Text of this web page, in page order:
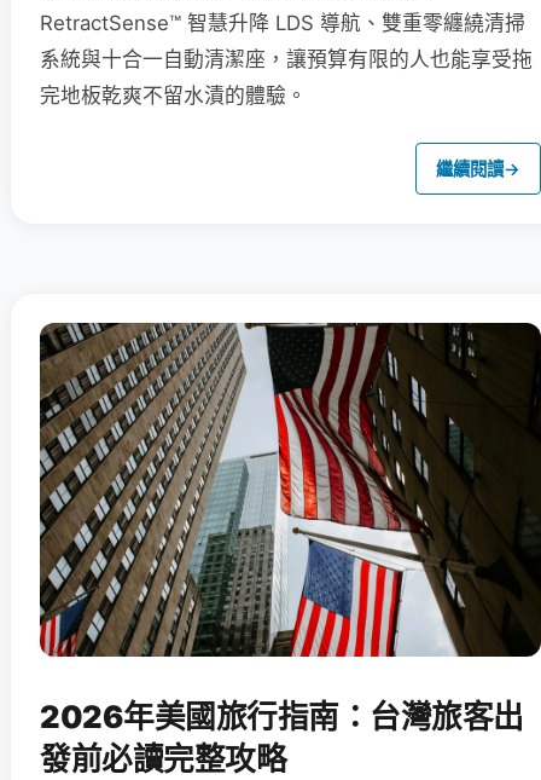
RetractSense™ 智慧升降 LDS 導航、雙重零纏繞清掃
系統與十合一自動清潔座，讓預算有限的人也能享受拖
完地板乾爽不留水漬的體驗。
繼續閱讀→
2026年美國旅行指南：台灣旅客出
發前必讀完整攻略